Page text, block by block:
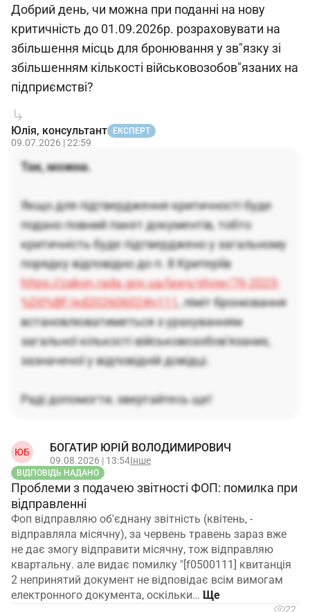
Добрий день, чи можна при поданні на нову
критичність до 01.09.2026р. розраховувати на
збільшення місць для бронювання у зв"язку зі
збільшенням кількості військовозобов"язаних на
підприємстві?
Юлія, консультант ЕКСПЕРТ
09.07.2026 | 22:59
Так, можна.
Якщо для підтвердження критичності буде
подано повний пакет документів, тобто
критичність буде підтверджено у загальному
порядку відповідно до п. 8 Критеріїв
https://zakon.rada.gov.ua/laws/show/76-2023-
%D0%BF/ed20260602#n111, ліміт бронювання
встановлюватиметься з урахуванням
загальної кількості військовозобов'язаних,
зазначеної у відповідній довідці.
Раді допомогти, звертайтесь ще!
ЮБ БОГАТИР ЮРІЙ ВОЛОДИМИРОВИЧ
09.08.2026 | 13:54Інше
ВІДПОВІДЬ НАДАНО
Проблеми з подачею звітності ФОП: помилка при
відправленні
Фоп відправляю об'єднану звітність (квітень, -
відправляла місячну), за червень травень зараз вже
не дає змогу відправити місячну, тож відправляю
квартальну. але видає помилку "[f0500111] квитанція
2 непринятий документ не відповідає всім вимогам
електронного документа, оскільки…
22